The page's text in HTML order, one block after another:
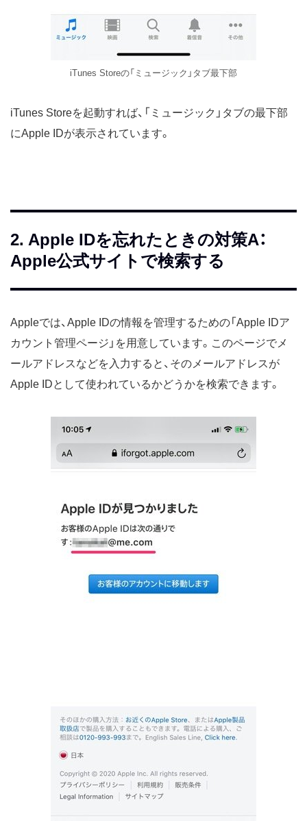
iTunes Storeの「ミュージック」タブ最下部
iTunes Storeを起動すれば、「ミュージック」タブの最下部
にApple IDが表示されています。
2. Apple IDを忘れたときの対策A：
Apple公式サイトで検索する
Appleでは、Apple IDの情報を管理するための「Apple IDア
カウント管理ページ」を用意しています。このページでメ
ールアドレスなどを入力すると、そのメールアドレスが
Apple IDとして使われているかどうかを検索できます。